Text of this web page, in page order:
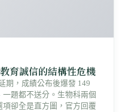
育誠信的結構性危機
期，成績公布後爆發 149
題都不送分。生物科兩個
卻全是直方圖，官方回覆